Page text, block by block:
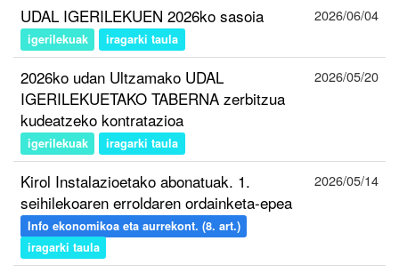
UDAL IGERILEKUEN 2026ko sasoia
igerilekuak iragarki taula
2026/06/04
2026ko udan Ultzamako UDAL
IGERILEKUETAKO TABERNA zerbitzua
kudeatzeko kontratazioa
igerilekuak iragarki taula
2026/05/20
Kirol Instalazioetako abonatuak. 1.
seihilekoaren erroldaren ordainketa-epea
Info ekonomikoa eta aurrekont. (8. art.)
iragarki taula
2026/05/14